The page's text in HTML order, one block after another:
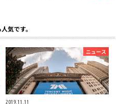
気です。
ニュース
2019.11.11